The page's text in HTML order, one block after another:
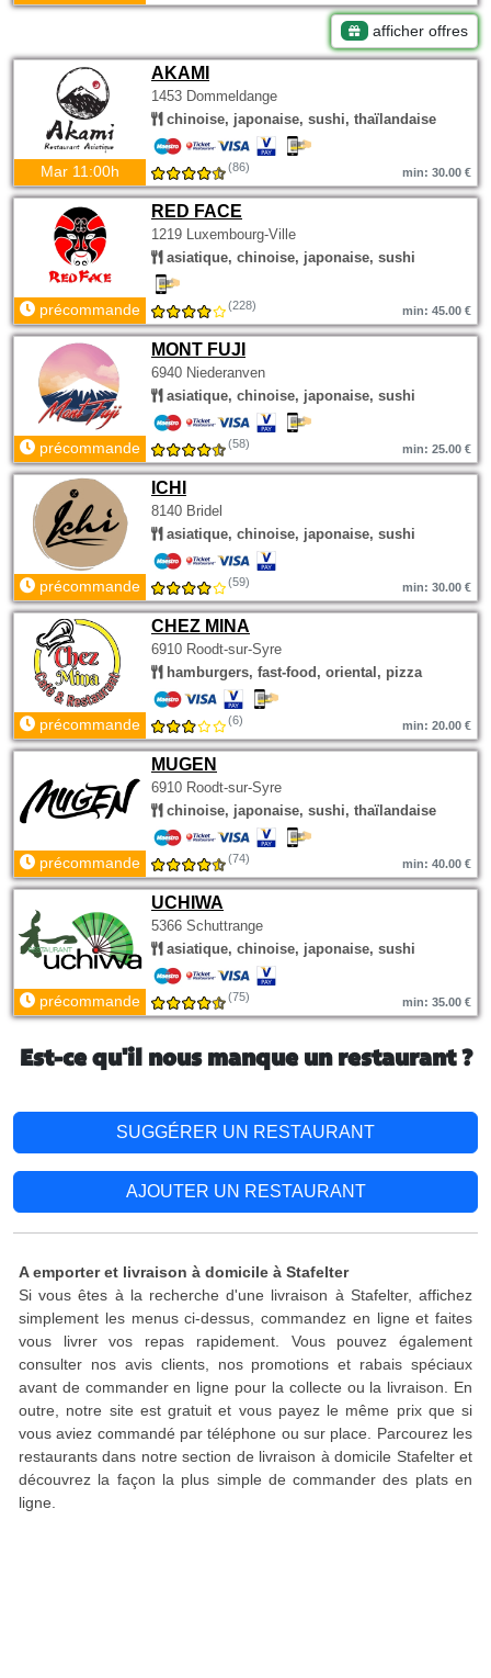
afficher offres
AKAMI
1453 Dommeldange
chinoise, japonaise, sushi, thaïlandaise
Mar 11:00h (86) min: 30.00 €
RED FACE
1219 Luxembourg-Ville
asiatique, chinoise, japonaise, sushi
précommande (228) min: 45.00 €
MONT FUJI
6940 Niederanven
asiatique, chinoise, japonaise, sushi
précommande (58) min: 25.00 €
ICHI
8140 Bridel
asiatique, chinoise, japonaise, sushi
précommande (59) min: 30.00 €
CHEZ MINA
6910 Roodt-sur-Syre
hamburgers, fast-food, oriental, pizza
précommande (6) min: 20.00 €
MUGEN
6910 Roodt-sur-Syre
chinoise, japonaise, sushi, thaïlandaise
précommande (74) min: 40.00 €
UCHIWA
5366 Schuttrange
asiatique, chinoise, japonaise, sushi
précommande (75) min: 35.00 €
Est-ce qu'il nous manque un restaurant ?
SUGGÉRER UN RESTAURANT
AJOUTER UN RESTAURANT
A emporter et livraison à domicile à Stafelter
Si vous êtes à la recherche d'une livraison à Stafelter, affichez
simplement les menus ci-dessus, commandez en ligne et faites
vous livrer vos repas rapidement. Vous pouvez également
consulter nos avis clients, nos promotions et rabais spéciaux
avant de commander en ligne pour la collecte ou la livraison. En
outre, notre site est gratuit et vous payez le même prix que si
vous aviez commandé par téléphone ou sur place. Parcourez les
restaurants dans notre section de livraison à domicile Stafelter et
découvrez la façon la plus simple de commander des plats en
ligne.